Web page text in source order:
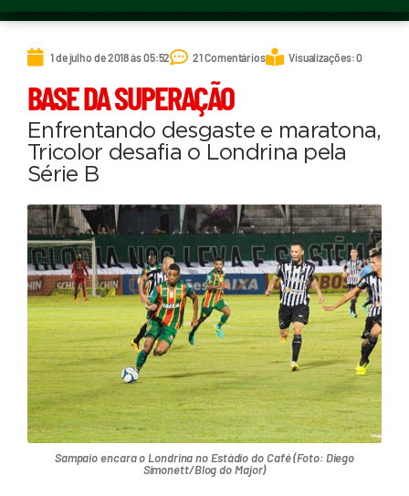
1 de julho de 2018 às 05:52 21 Comentários Visualizações: 0
BASE DA SUPERAÇÃO
Enfrentando desgaste e maratona,
Tricolor desafia o Londrina pela
Série B
Sampaio encara o Londrina no Estádio do Café (Foto: Diego
Simonett/Blog do Major)